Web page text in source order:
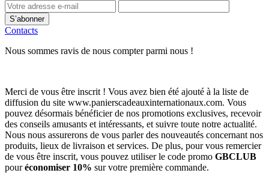
S’abonner
Contacts
Nous sommes ravis de nous compter parmi nous !
Merci de vous être inscrit ! Vous avez bien été ajouté à la liste de
diffusion du site www.panierscadeauxinternationaux.com. Vous
pouvez désormais bénéficier de nos promotions exclusives, recevoir
des conseils amusants et intéressants, et suivre toute notre actualité.
Nous nous assurerons de vous parler des nouveautés concernant nos
produits, lieux de livraison et services. De plus, pour vous remercier
de vous être inscrit, vous pouvez utiliser le code promo GBCLUB
pouréconomiser 10% sur votre première commande.